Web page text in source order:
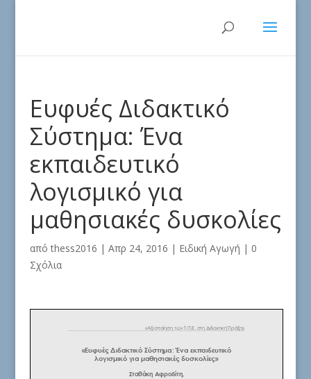
Ευφυές Διδακτικό
Σύστημα: Ένα
εκπαιδευτικό
λογισμικό για
μαθησιακές δυσκολίες
απόthess2016 | Απρ 24, 2016 | Ειδική Αγωγή | 0
Σχόλια